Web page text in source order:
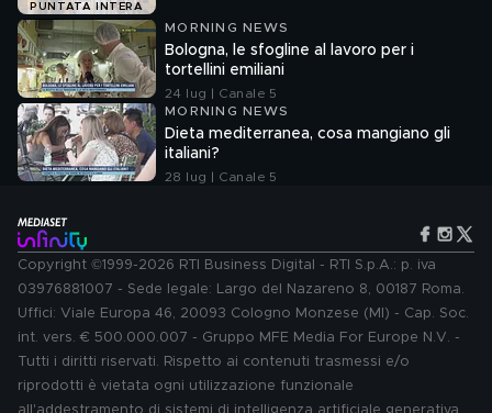
PUNTATA INTERA
MORNING NEWS
Bologna, le sfogline al lavoro per i
tortellini emiliani
24 lug | Canale 5
MORNING NEWS
Dieta mediterranea, cosa mangiano gli
italiani?
28 lug | Canale 5
Copyright ©1999-2026 RTI Business Digital - RTI S.p.A.: p. iva
03976881007 - Sede legale: Largo del Nazareno 8, 00187 Roma.
Uffici: Viale Europa 46, 20093 Cologno Monzese (MI) - Cap. Soc.
int. vers. € 500.000.007 - Gruppo MFE Media For Europe N.V. -
Tutti i diritti riservati. Rispetto ai contenuti trasmessi e/o
riprodotti è vietata ogni utilizzazione funzionale